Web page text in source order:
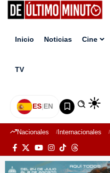
Inicio Noticias Cine
TV
ES|EN
Nacionales Internacionales